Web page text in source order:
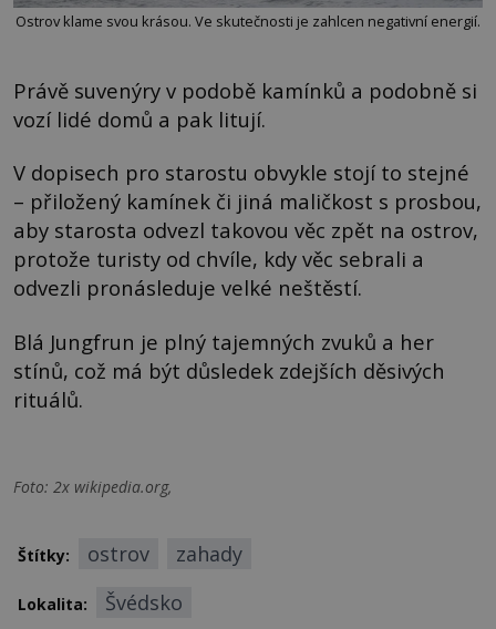
Ostrov klame svou krásou. Ve skutečnosti je zahlcen negativní energií.
Právě suvenýry v podobě kamínků a podobně si
vozí lidé domů a pak litují.
V dopisech pro starostu obvykle stojí to stejné
– přiložený kamínek či jiná maličkost s prosbou,
aby starosta odvezl takovou věc zpět na ostrov,
protože turisty od chvíle, kdy věc sebrali a
odvezli pronásleduje velké neštěstí.
Blá Jungfrun je plný tajemných zvuků a her
stínů, což má být důsledek zdejších děsivých
rituálů.
Foto: 2x wikipedia.org,
Štítky: ostrov zahady
Lokalita: Švédsko